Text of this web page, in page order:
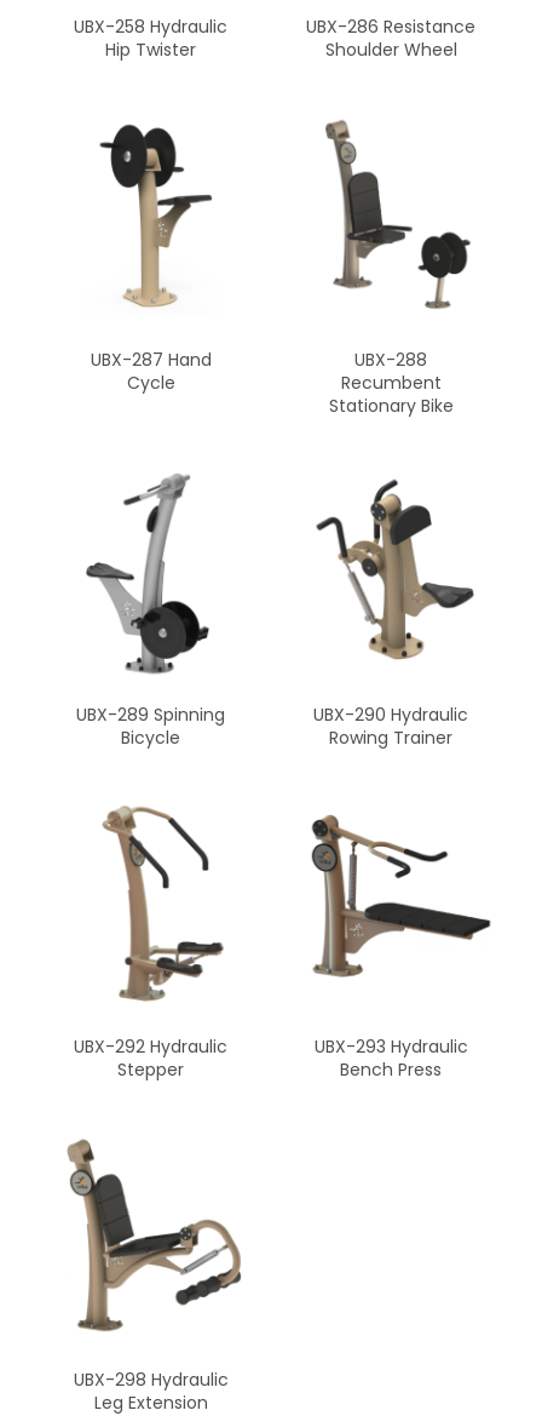
UBX-258 Hydraulic
Hip Twister
UBX-286 Resistance
Shoulder Wheel
UBX-287 Hand
Cycle
UBX-288
Recumbent
Stationary Bike
UBX-289 Spinning
Bicycle
UBX-290 Hydraulic
Rowing Trainer
UBX-292 Hydraulic
Stepper
UBX-293 Hydraulic
Bench Press
UBX-298 Hydraulic
Leg Extension